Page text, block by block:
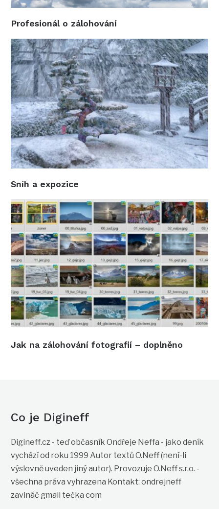
Profesionál o zálohování
Sníh a expozice
Jak na zálohování fotografií – doplněno
Co je Digineff
Digineff.cz - teď občasník Ondřeje Neffa - jako deník
vychází od roku 1999 Autor textů O.Neff (není-li
výslovně uveden jiný autor). Provozuje O.Neff s.r.o. -
všechna práva vyhrazena Kontakt: ondrejneff
zavináč gmail tečka com